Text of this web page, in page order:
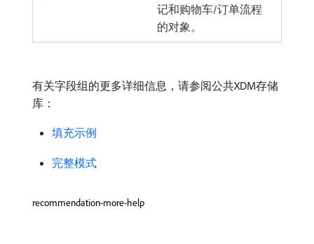
记和购物车/订单流程
的对象。
有关字段组的更多详细信息，请参阅公共XDM存储
库：
填充示例
完整模式
recommendation-more-help